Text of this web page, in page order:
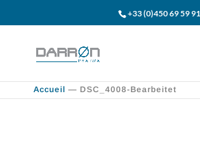
+33 (0)450 69 59 91
Accueil — DSC_4008-Bearbeitet